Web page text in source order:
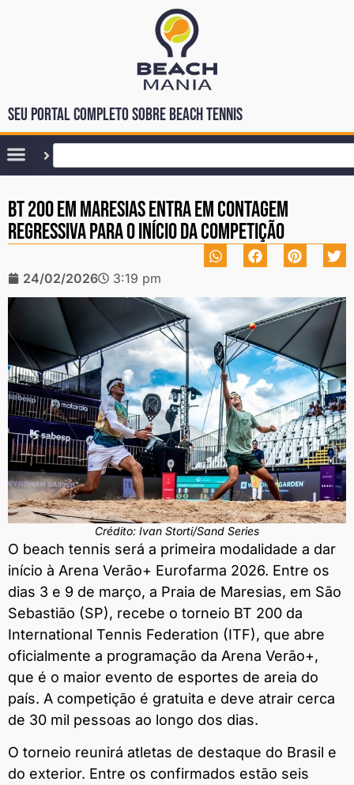
Seu portal completo sobre Beach Tennis
BT 200 em Maresias entra em contagem
regressiva para o início da competição
24/02/2026 3:19 pm
Crédito: Ivan Storti/Sand Series
O beach tennis será a primeira modalidade a dar
início à Arena Verão+ Eurofarma 2026. Entre os
dias 3 e 9 de março, a Praia de Maresias, em São
Sebastião (SP), recebe o torneio BT 200 da
International Tennis Federation (ITF), que abre
oficialmente a programação da Arena Verão+,
que é o maior evento de esportes de areia do
país. A competição é gratuita e deve atrair cerca
de 30 mil pessoas ao longo dos dias.
O torneio reunirá atletas de destaque do Brasil e
do exterior. Entre os confirmados estão seis